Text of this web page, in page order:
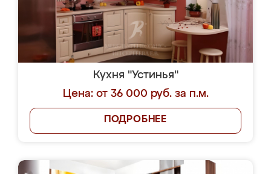
Кухня "Устинья"
Цена: от 36 000 руб. за п.м.
ПОДРОБНЕЕ